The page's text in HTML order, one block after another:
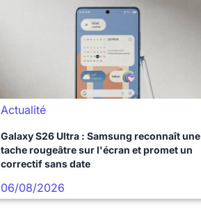
Actualité
Galaxy S26 Ultra : Samsung reconnaît une
tache rougeâtre sur l'écran et promet un
correctif sans date
06/08/2026